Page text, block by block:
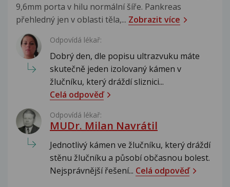
9,6mm porta v hilu normální šíře. Pankreas
přehledný jen v oblasti těla,... Zobrazit více
Odpovídá lékař:
Dobrý den, dle popisu ultrazvuku máte
skutečně jeden izolovaný kámen v
žlučníku, který dráždí sliznici...
Celá odpověď
Odpovídá lékař:
MUDr. Milan Navrátil
Jednotlivý kámen ve žlučníku, který dráždí
stěnu žlučníku a působí občasnou bolest.
Nejsprávnější řešení... Celá odpověď